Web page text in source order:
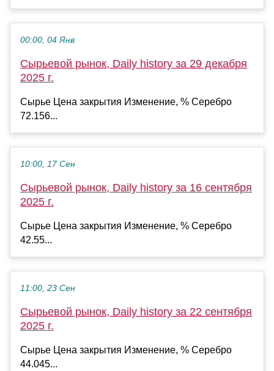
00:00, 04 Янв
Сырьевой рынок, Daily history за 29 декабря
2025 г.
Сырье Цена закрытия Изменение, % Серебро
72.156...
10:00, 17 Сен
Сырьевой рынок, Daily history за 16 сентября
2025 г.
Сырье Цена закрытия Изменение, % Серебро
42.55...
11:00, 23 Сен
Сырьевой рынок, Daily history за 22 сентября
2025 г.
Сырье Цена закрытия Изменение, % Серебро
44.045...